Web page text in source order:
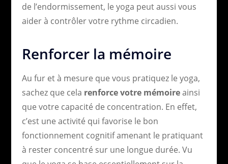
de l’endormissement, le yoga peut aussi vous
aider à contrôler votre rythme circadien.
Renforcer la mémoire
Au fur et à mesure que vous pratiquez le yoga,
sachez que cela renforce votre mémoireainsi
que votre capacité de concentration. En effet,
c’est une activité qui favorise le bon
fonctionnement cognitif amenant le pratiquant
à rester concentré sur une longue durée. Vu